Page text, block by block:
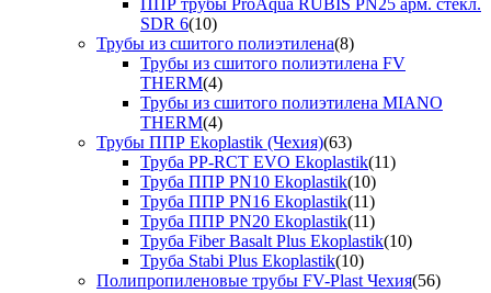
SDR 6(10)
Трубы из сшитого полиэтилена(8)
Трубы из сшитого полиэтилена FV
THERM(4)
Трубы из сшитого полиэтилена MIANO
THERM(4)
Трубы ППР Ekoplastik (Чехия)(63)
Труба PP-RCT EVO Ekoplastik(11)
Труба ППР PN10 Ekoplastik(10)
Труба ППР PN16 Ekoplastik(11)
Труба ППР PN20 Ekoplastik(11)
Труба Fiber Basalt Plus Ekoplastik(10)
Труба Stabi Plus Ekoplastik(10)
Полипропиленовые трубы FV-Plast Чехия(56)